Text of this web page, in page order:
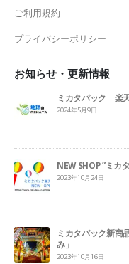
ご利用規約
プライバシーポリシー
お知らせ・更新情報
ミカタパック 楽
2024年5月9日
NEW SHOP ”ミ
2023年10月24日
ミカタパック新商
み」
2023年10月16日